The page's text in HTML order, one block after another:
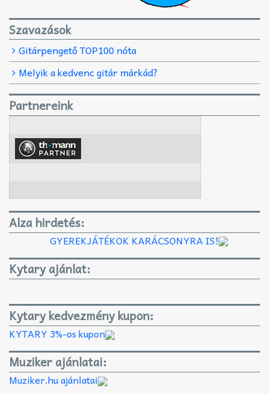
Szavazások
Gitárpengető TOP100 nóta
Melyik a kedvenc gitár márkád?
Partnereink
Alza hirdetés:
GYEREKJÁTÉKOK KARÁCSONYRA IS!
Kytary ajánlat:
Kytary kedvezmény kupon:
KYTARY 3%-os kupon
Muziker ajánlatai:
Muziker.hu ajánlatai